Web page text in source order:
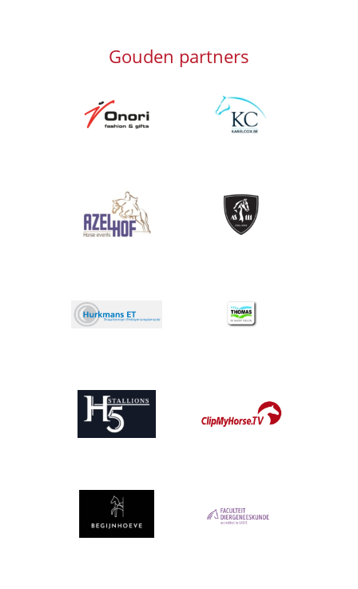
Gouden partners
Afbeelding Afbeelding
Afbeelding Afbeelding
Afbeelding
Afbeelding
Afbeelding Afbeelding